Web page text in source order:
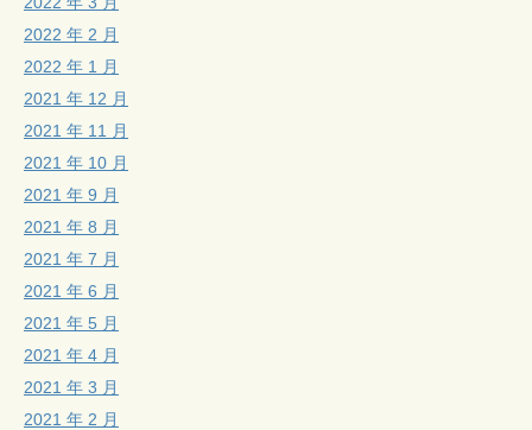
2022 年 2 月
2022 年 1 月
2021 年 12 月
2021 年 11 月
2021 年 10 月
2021 年 9 月
2021 年 8 月
2021 年 7 月
2021 年 6 月
2021 年 5 月
2021 年 4 月
2021 年 3 月
2021 年 2 月